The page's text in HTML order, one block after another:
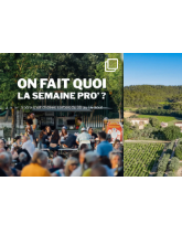
InstagramFacebook